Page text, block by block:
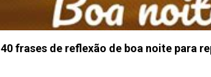
40 frases de reflexão de boa noite para